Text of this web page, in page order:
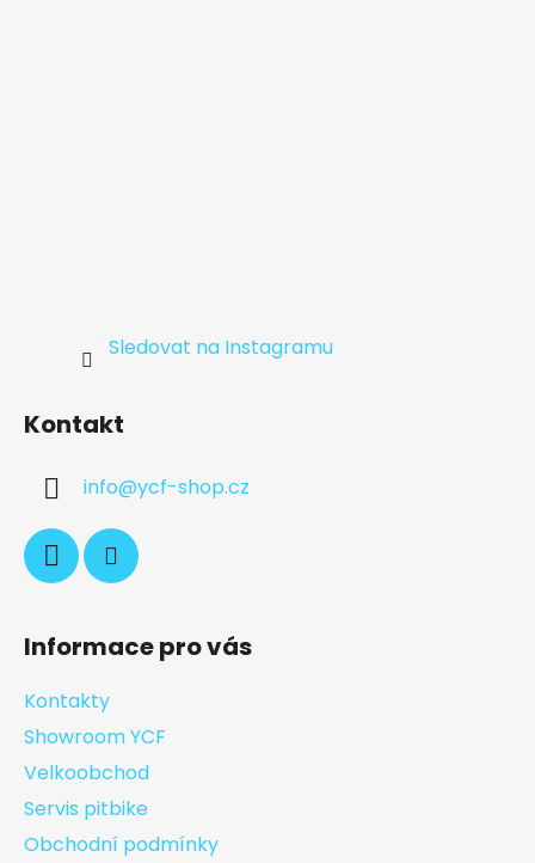
Sledovat na Instagramu
Kontakt
info@ycf-shop.cz
Informace pro vás
Kontakty
Showroom YCF
Velkoobchod
Servis pitbike
Obchodní podmínky